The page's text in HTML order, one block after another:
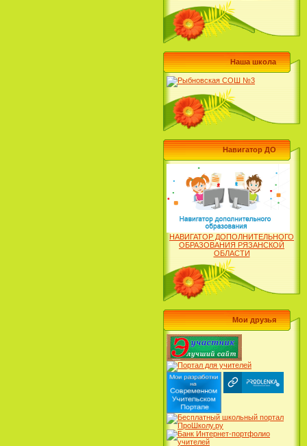
Наша школа
Навигатор ДО
НАВИГАТОР ДОПОЛНИТЕЛЬНОГО
ОБРАЗОВАНИЯ РЯЗАНСКОЙ
ОБЛАСТИ
Мои друзья